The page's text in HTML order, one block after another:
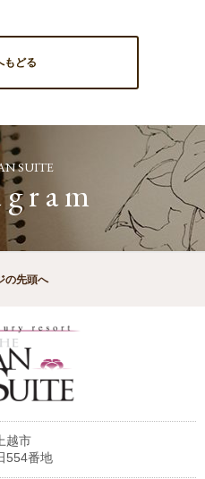
もどる
SUITE
の先頭へ
越市
554番地